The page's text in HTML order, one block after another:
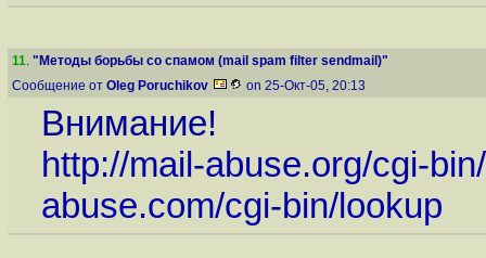
11. "Методы борьбы со спамом (mail spam filter sendmail)"
Сообщение от Oleg Poruchikov on 25-Окт-05, 20:13
Внимание!
http://mail-abuse.org/cgi-
abuse.com/cgi-bin/lookup